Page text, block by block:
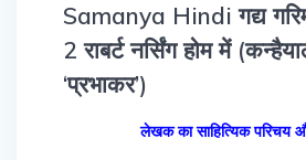
Samanya Hindi गद्य
2 राबर्ट नर्सिंग होम में
‘प्रभाकर’)
लेखक का साहित्यिक परिचय